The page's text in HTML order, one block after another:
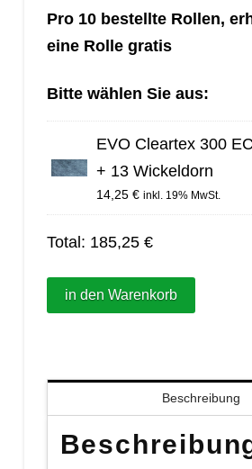
Pro 10 bestellte Rollen,
eine Rolle gratis
Bitte wählen Sie aus:
EVO Cleartex 300
+ 13 Wickeldorn
14,25 € inkl. 19% MwSt.
Total: 185,25 €
in den Warenkorb
Beschreibung